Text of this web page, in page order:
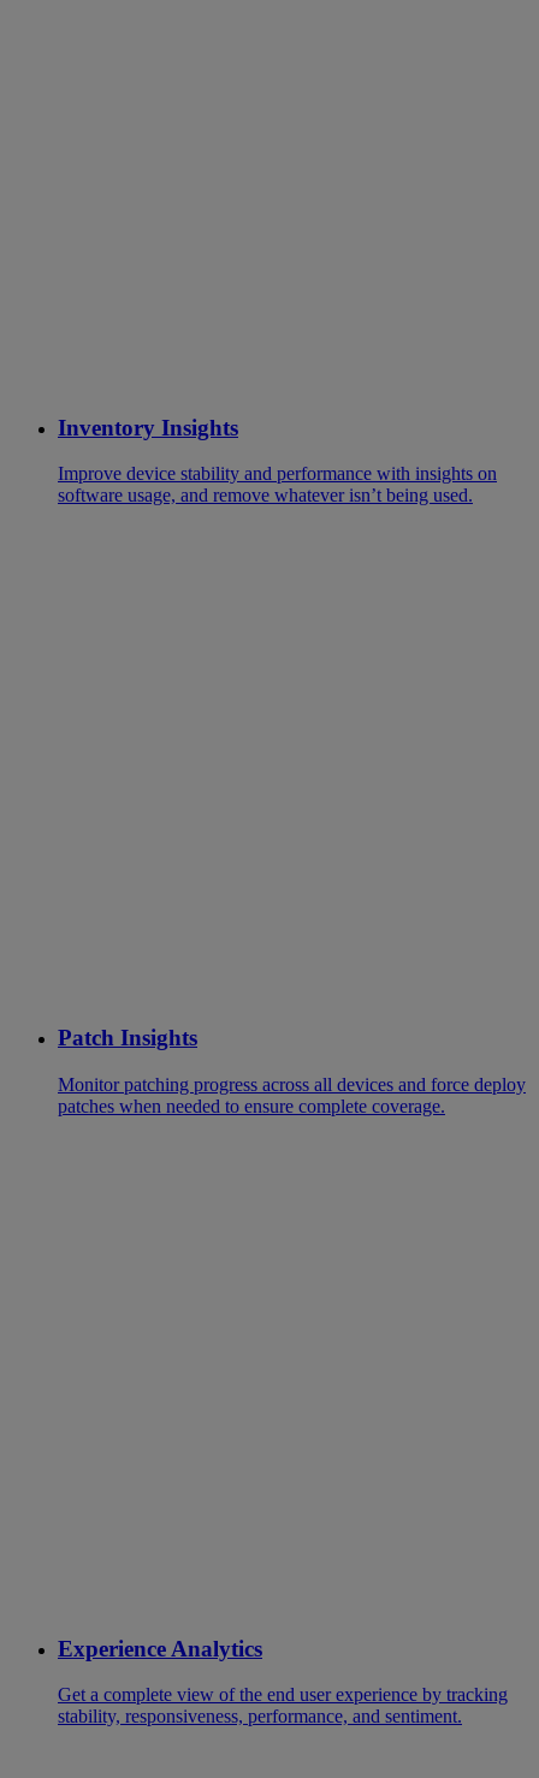
Inventory Insights
Improve device stability and performance with insights on
software usage, and remove whatever isn’t being used.
Patch Insights
Monitor patching progress across all devices and force deploy
patches when needed to ensure complete coverage.
Experience Analytics
Get a complete view of the end user experience by tracking
stability, responsiveness, performance, and sentiment.